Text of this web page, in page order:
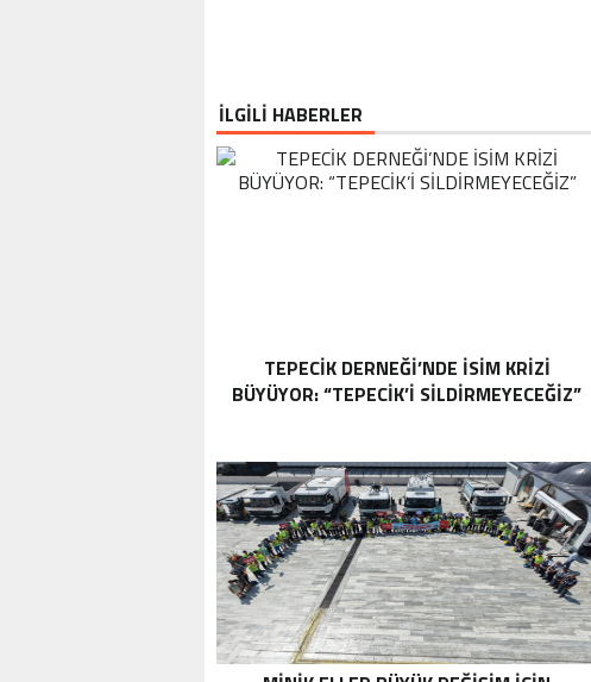
İLGİLİ HABERLER
TEPECİK DERNEĞİ’NDE İSİM KRİZİ
BÜYÜYOR: “TEPECİK’İ SİLDİRMEYECEĞİZ”